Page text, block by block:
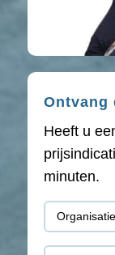
Ontvang
Heeft u
minuten.
Organisatie
(Vereist)